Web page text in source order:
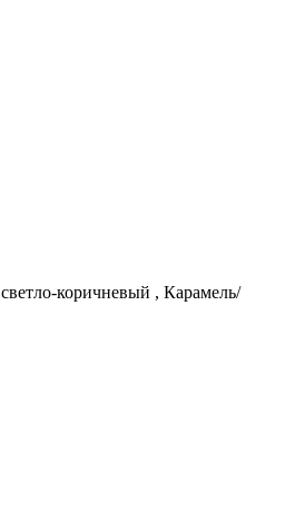
светло-коричневый , Карамель/